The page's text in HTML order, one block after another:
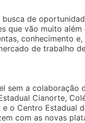
de
que vão muito
conhecimento
de trabalho
sem a
Cianorte,
o Centro Estadual
com as novas